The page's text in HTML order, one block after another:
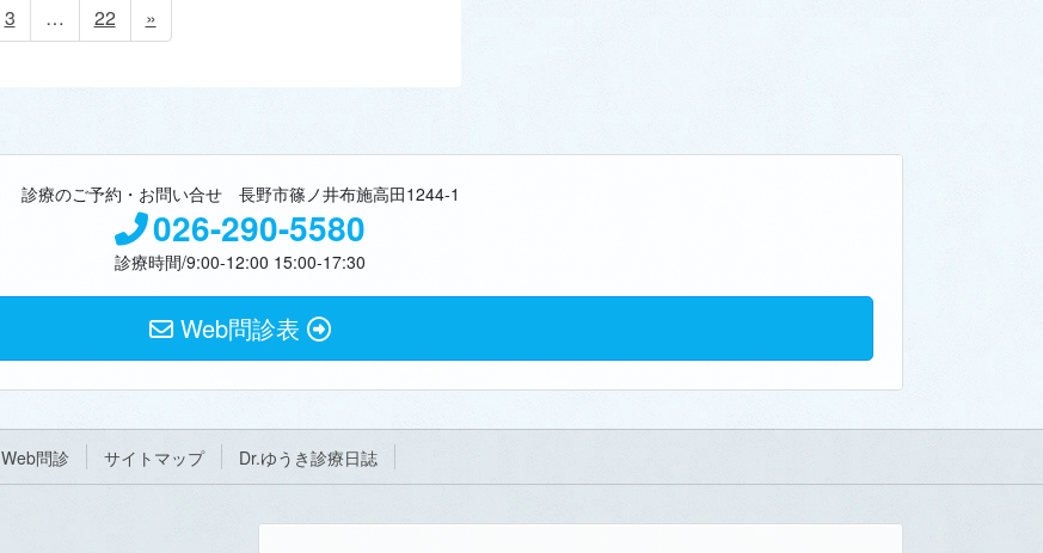
ペ
ー
3 …
ペ
ー
22 »
診療のご予約・お問い合せ 長野市篠ノ井布施高田1244-1
026-290-5580
診療時間/9:00-12:00 15:00-17:30
Web問診表
Web問診 サイトマップ Dr.ゆうき診療日誌